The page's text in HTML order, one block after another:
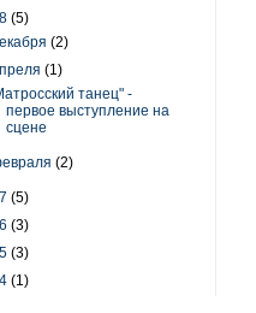
(5)
(2)
(1)
танец" -
первое выступление на
сцене
(2)
(5)
(3)
(3)
(1)